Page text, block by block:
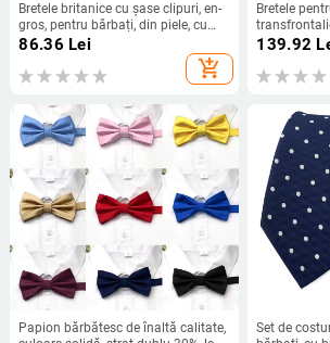
Bretele britanice cu șase clipuri, en-
gros, pentru bărbați, din piele, cu
clemă puternică în formă de Y,
pentru costum de afaceri, pentru
adulți, furnizate transfrontaliere
86.36 Lei
add_shopping_cart
Bretele
echipament,
139.92
Papion bărbătesc de înaltă calitate,
Set de